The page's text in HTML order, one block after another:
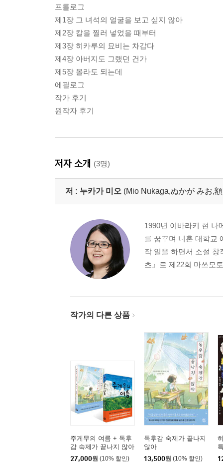
프롤로그
제1장 그 녀석의 얼굴을 보고 싶지 않아
제2장 칼을 찔러 넣었을 때부터
제3장 히카루의 묘비는 차갑다
제4장 아버지도 그랬던 건가
제5장 몰라도 되는데
에필로그
작가 후기
원작자 후기
저자 소개 (3명)
저 : 누카가 미오 (Mio Nukaga,ぬかが みお,
1990년 이바라키 현 나
를 꿈꾸며 니혼 대학교
작 일을 하면서 소설 창
츠』로 제22회 마쓰모
작가의 다른 상품
주게무의 여름 + 독후
감 숙제가 끝나지 않아
세트
27,000원 (10% 할인)
독후감 숙제가 끝나지
않아
13,500원 (10% 할인)